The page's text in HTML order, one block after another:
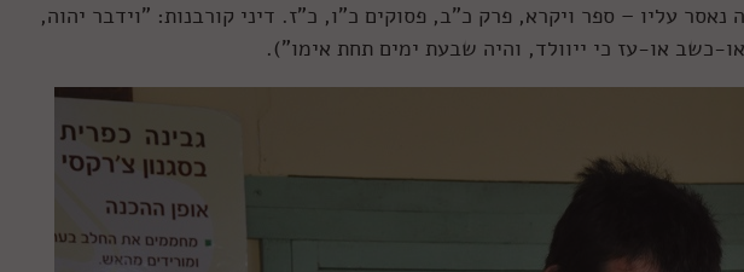
נאסר עליו – ספר ויקרא, פרק כ"ב, פסוקים כ"ו, כ"ז. דיני קורבנות: "וידבר יהוה,
כשב או-עז כי ייוולד, והיה שבעת ימים תחת אימו").